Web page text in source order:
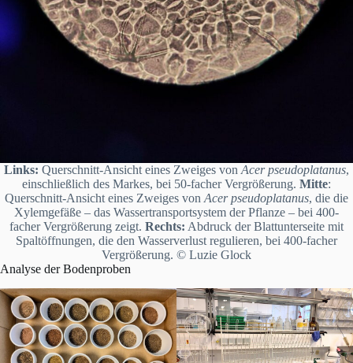
Links: Querschnitt-Ansicht eines Zweiges von Acer pseudoplatanus,
einschließlich des Markes, bei 50-facher Vergrößerung. Mitte:
Querschnitt-Ansicht eines Zweiges von Acer pseudoplatanus, die die
Xylemgefäße – das Wassertransportsystem der Pflanze – bei 400-
facher Vergrößerung zeigt. Rechts: Abdruck der Blattunterseite mit
Spaltöffnungen, die den Wasserverlust regulieren, bei 400-facher
Vergrößerung. © Luzie Glock
Analyse der Bodenproben